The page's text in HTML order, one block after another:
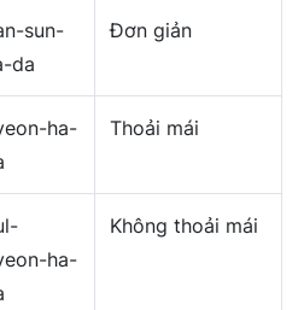
sun-
da
Đơn giản
ha-
Thoải mái
ha-
Không thoải mái